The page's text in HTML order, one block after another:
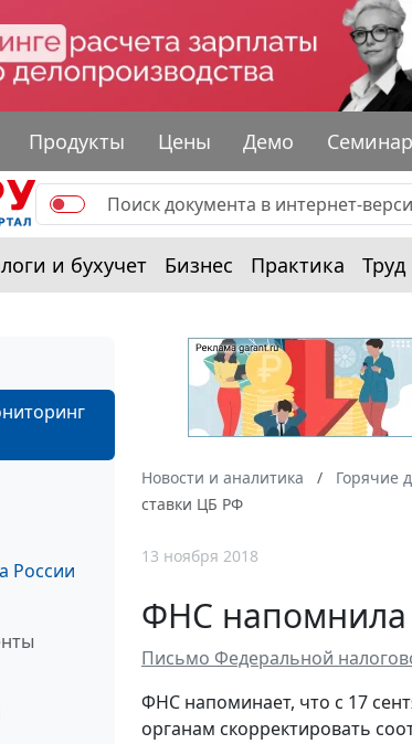
Продукты Цены Демо
и бухучет Бизнес Практика Труд
России
Новости и аналитика Горячие
ставки ЦБ РФ
13 ноября 2018
ФНС напомнила
Письмо Федеральной
ФНС напоминает, что с 17
органам скорректировать